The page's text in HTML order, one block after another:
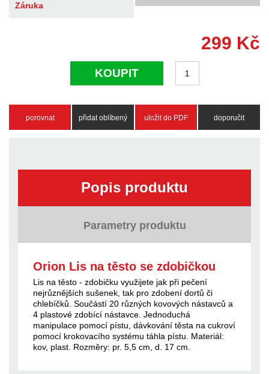
Záruka
299 Kč
KOUPIT
porovnat přidat oblíbený uložit do PDF doporučit
Popis produktu
Parametry produktu
Orion Lis na těsto se zdobičkou
Lis na těsto - zdobičku využijete jak při pečení
nejrůznějších sušenek, tak pro zdobení dortů či
chlebíčků. Součástí 20 různých kovových nástavců a
4 plastové zdobící nástavce. Jednoduchá
manipulace pomocí pístu, dávkování těsta na cukroví
pomocí krokovacího systému táhla pístu. Materiál:
kov, plast. Rozměry: pr. 5,5 cm, d. 17 cm.